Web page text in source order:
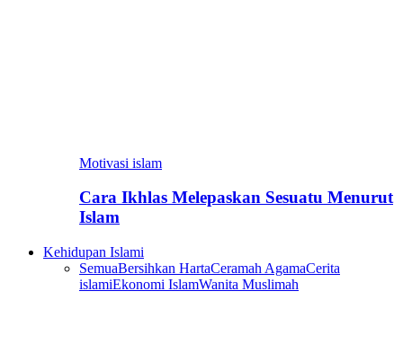
Motivasi islam
Cara Ikhlas Melepaskan Sesuatu Menurut
Islam
Kehidupan Islami
SemuaBersihkan HartaCeramah AgamaCerita
islamiEkonomi IslamWanita Muslimah